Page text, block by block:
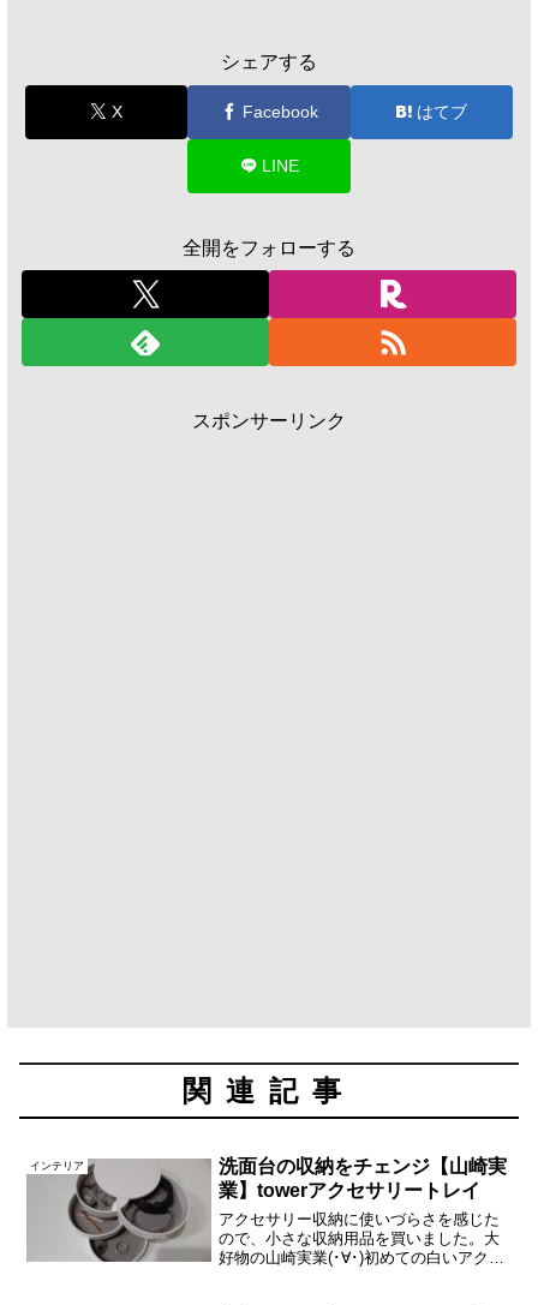
シェアする
X Facebook はてブ
LINE
全開をフォローする
スポンサーリンク
関連記事
インテリア
洗面台の収納をチェンジ【山崎実
業】towerアクセサリートレイ
アクセサリー収納に使いづらさを感じた
ので、小さな収納用品を買いました。大
好物の山崎実業(･∀･)初めての白いアクセ